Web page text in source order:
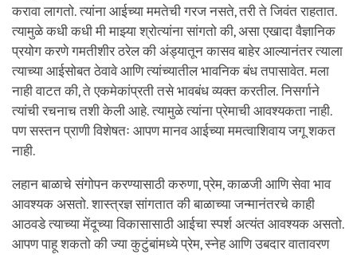
करावा लागतो. त्यांना आईच्या ममतेची गरज नसते, तरी ते जिवंत राहतात.
त्यामुळे कधी कधी मी माझ्या श्रोत्यांना सांगतो की, असा एखादा वैज्ञानिक
प्रयोग करणे गमतीशीर ठरेल की अंड्यातून कासव बाहेर आल्यानंतर त्याला
त्याच्या आईसोबत ठेवावे आणि त्यांच्यातील भावनिक बंध तपासावेत. मला
नाही वाटत की, ते एकमेकांप्रती तसे भावबंध व्यक्त करतील. निसर्गाने
त्यांची रचनाच तशी केली आहे. त्यामुळे त्यांना प्रेमाची आवश्यकता नाही.
पण सस्तन प्राणी विशेषतः आपण मानव आईच्या ममत्वाशिवाय जगू शकत
नाही.
लहान बाळाचे संगोपन करण्यासाठी करुणा, प्रेम, काळजी आणि सेवा भाव
आवश्यक असतो. शास्त्रज्ञ सांगतात की बाळाच्या जन्मानंतरचे काही
आठवडे त्याच्या मेंदूच्या विकासासाठी आईचा स्पर्श अत्यंत आवश्यक असतो.
आपण पाहू शकतो की ज्या कुटुंबांमध्ये प्रेम, स्नेह आणि उबदार वातावरण